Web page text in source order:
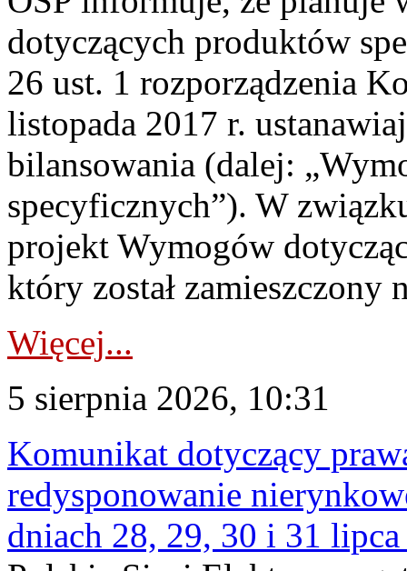
dotyczących produktów
26 ust. 1 rozporządzenia
listopada 2017 r.
bilansowania (dalej:
specyficznych”). W
projekt Wymogów
który został zamieszczony
Więcej...
5 sierpnia 2026, 10:31
Komunikat dotyczący
redysponowanie
dniach 28, 29, 30 i 31